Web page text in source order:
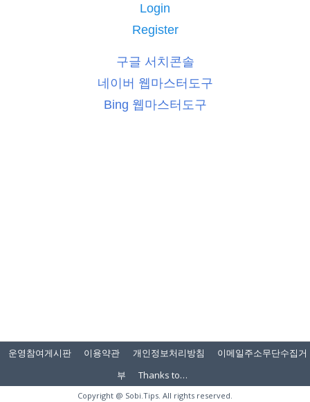
Login
Register
구글 서치콘솔
네이버 웹마스터도구
Bing 웹마스터도구
운영참여게시판 이용약관 개인정보처리방침
이메일주소무단수집거
부
Thanks to…
Copyright @ Sobi.Tips . All rights reserved.